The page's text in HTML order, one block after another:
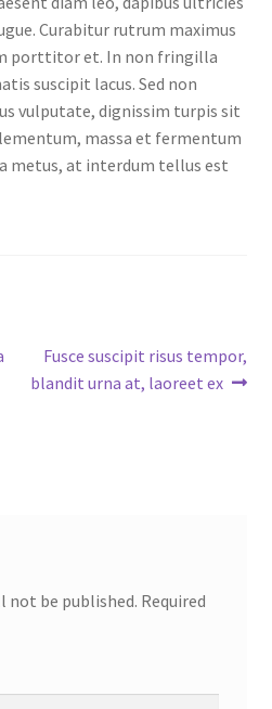
Curabitur rutrum maximus
porttitor et. In non fringilla
suscipit lacus. Sed non
vulputate, dignissim turpis sit
massa et fermentum
metus, at interdum tellus est
Next
post:
Fusce suscipit risus tempor,
blandit urna at, laoreet ex
not be published. Required